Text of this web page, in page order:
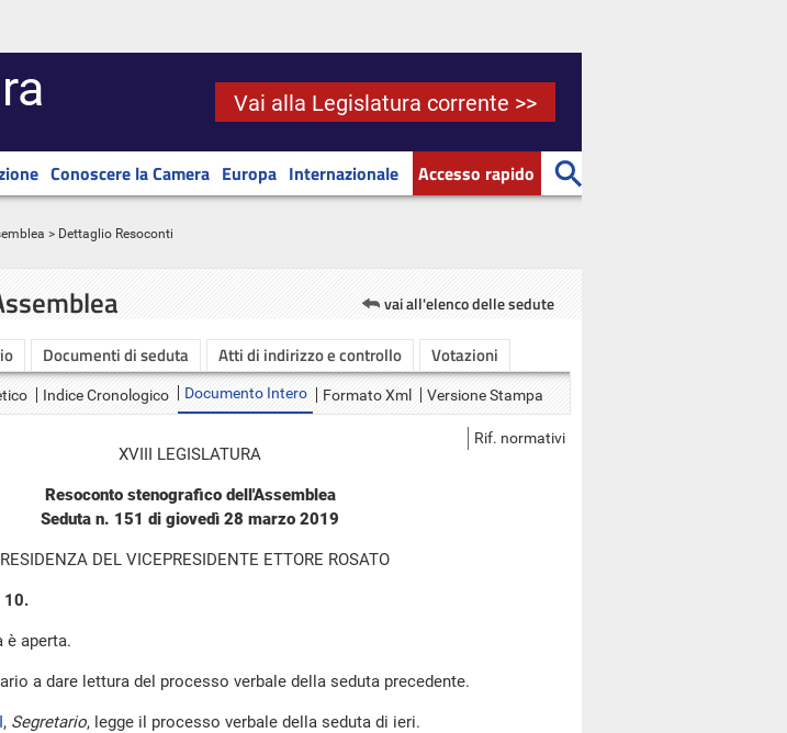
Vai alla Legislatura corrente >>
Conoscere la Camera Europa Internazionale Accesso rapido
> Dettaglio Resoconti
vai all'elenco delle sedute
Documenti di seduta Atti di indirizzo e controllo Votazioni
Indice Cronologico Documento Intero Formato Xml Versione Stampa
Rif. normativi
XVIII LEGISLATURA
Resoconto stenografico dell'Assemblea
Seduta n. 151 di giovedì 28 marzo 2019
DEL VICEPRESIDENTE ETTORE ROSATO
10.
è aperta.
a dare lettura del processo verbale della seduta precedente.
, Segretario, legge il processo verbale della seduta di ieri.